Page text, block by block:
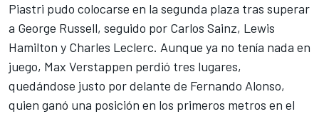
Piastri pudo colocarse en la segunda plaza tras superar
a George Russell, seguido por Carlos Sainz, Lewis
Hamilton y Charles Leclerc. Aunque ya no tenía nada en
juego, Max Verstappen perdió tres lugares,
quedándose justo por delante de Fernando Alonso,
quien ganó una posición en los primeros metros en el